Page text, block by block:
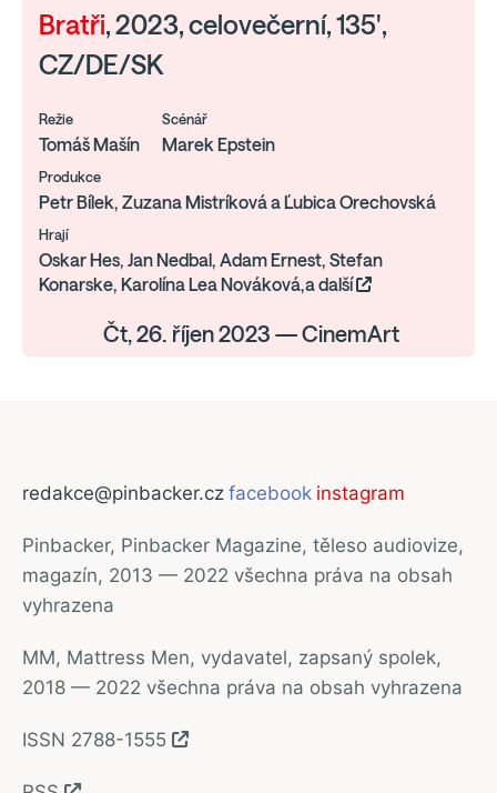
Bratři, 2023, celovečerní, 135',
CZ/DE/SK
Režie
Tomáš Mašín
Scénář
Marek Epstein
Produkce
Petr Bílek, Zuzana Mistríková a Ľubica Orechovská
Hrají
Oskar Hes, Jan Nedbal, Adam Ernest, Stefan
Konarske, Karolína Lea Nováková,a další
Čt, 26. říjen 2023 — CinemArt
redakce@pinbacker.cz facebook instagram
Pinbacker, Pinbacker Magazine, těleso audiovize,
magazín, 2013 — 2022 všechna práva na obsah
vyhrazena
MM, Mattress Men, vydavatel, zapsaný spolek,
2018 — 2022 všechna práva na obsah vyhrazena
ISSN 2788-1555